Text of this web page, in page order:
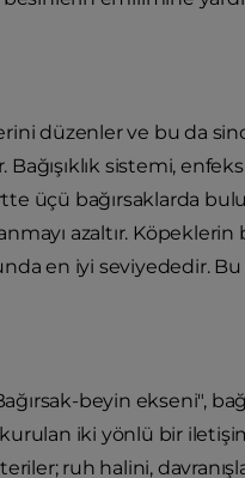
düzenler ve bu da
sistemi,
üçü bağırsaklarda
azaltır. Köpeklerin
en iyi seviyededir.
beyin ekseni",
iki yönlü bir
ruh halini,